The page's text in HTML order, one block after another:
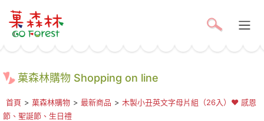
菓森林購物 Shopping on line
首頁 > 菓森林購物 > 最新商品 > 木製小丑英文字母片組（26入）❤ 感恩
節、聖誕節、生日禮